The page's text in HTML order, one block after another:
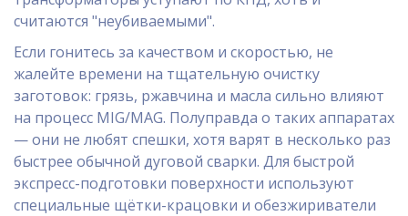
считаются "неубиваемыми".
Если гонитесь за качеством и скоростью, не
жалейте времени на тщательную очистку
заготовок: грязь, ржавчина и масла сильно влияют
на процесс MIG/MAG. Полуправда о таких аппаратах
— они не любят спешки, хотя варят в несколько раз
быстрее обычной дуговой сварки. Для быстрой
экспресс-подготовки поверхности используют
специальные щётки-крацовки и обезжириватели